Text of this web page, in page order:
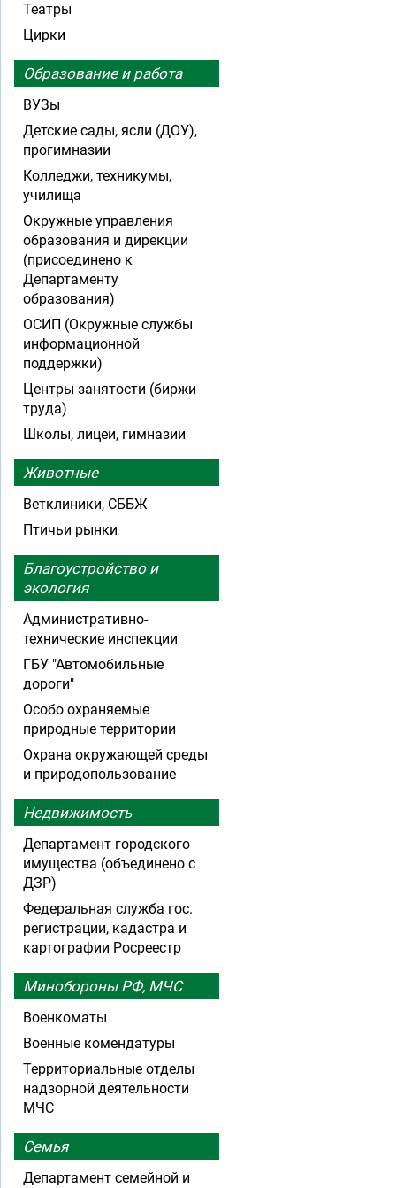
Театры
Цирки
Образование и работа
ВУЗы
Детские сады, ясли (ДОУ),
прогимназии
Колледжи, техникумы,
училища
Окружные управления
образования и дирекции
(присоединено к
Департаменту
образования)
ОСИП (Окружные службы
информационной
поддержки)
Центры занятости (биржи
труда)
Школы, лицеи, гимназии
Животные
Ветклиники, СББЖ
Птичьи рынки
Благоустройство и
экология
Административно-
технические инспекции
ГБУ "Автомобильные
дороги"
Особо охраняемые
природные территории
Охрана окружающей среды
и природопользование
Недвижимость
Департамент городского
имущества (объединено с
ДЗР)
Федеральная служба гос.
регистрации, кадастра и
картографии Росреестр
Минобороны РФ, МЧС
Военкоматы
Военные комендатуры
Территориальные отделы
надзорной деятельности
МЧС
Семья
Департамент семейной и